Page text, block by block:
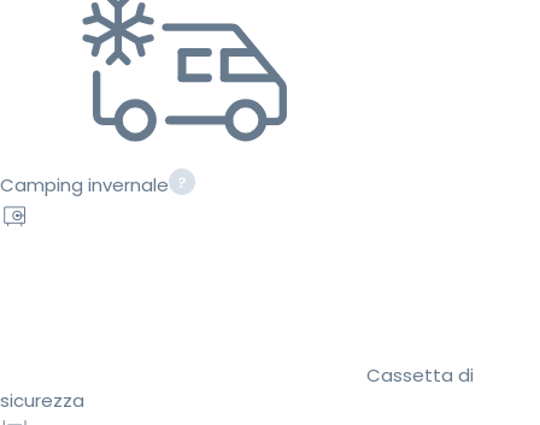
Camping invernale
Cassetta di
sicurezza